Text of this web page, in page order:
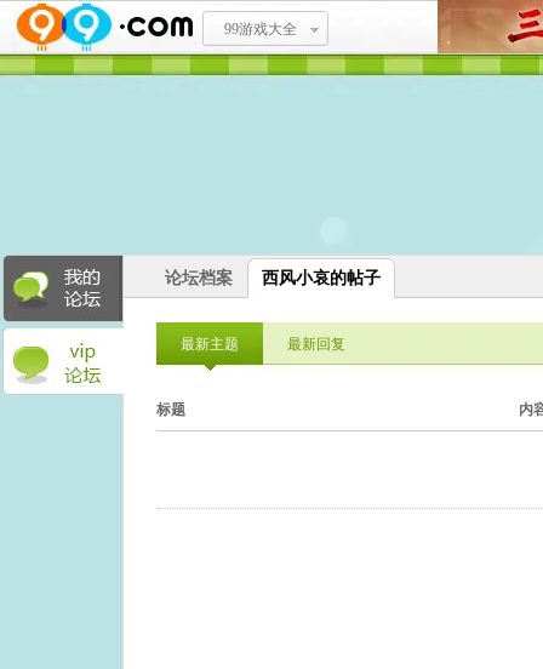
99游戏大全
论坛档案 西风小哀的帖子
最新主题 最新回复
标题 内